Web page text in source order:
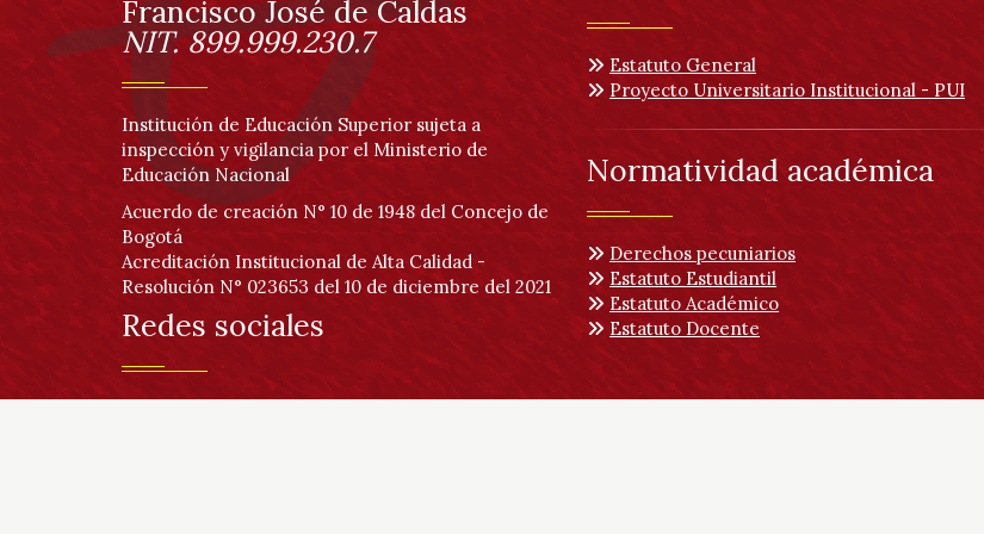
Información
Francisco José de Caldas
NIT. 899.999.230.7
Institución de Educación Superior sujeta a
inspección y vigilancia por el Ministerio de
Educación Nacional
Acuerdo de creación N° 10 de 1948 del Concejo de
Bogotá
Acreditación Institucional de Alta Calidad -
Resolución N° 023653 del 10 de diciembre del 2021
Redes sociales
Estatuto General
Proyecto Universitario Institucional - PUI
Normatividad académica
Derechos pecuniarios
Estatuto Estudiantil
Estatuto Académico
Estatuto Docente